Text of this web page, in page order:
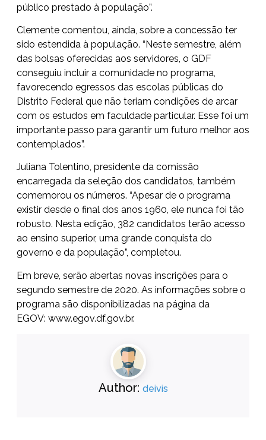
público prestado à população”.
Clemente comentou, ainda, sobre a concessão ter
sido estendida à população. “Neste semestre, além
das bolsas oferecidas aos servidores, o GDF
conseguiu incluir a comunidade no programa,
favorecendo egressos das escolas públicas do
Distrito Federal que não teriam condições de arcar
com os estudos em faculdade particular. Esse foi um
importante passo para garantir um futuro melhor aos
contemplados”.
Juliana Tolentino, presidente da comissão
encarregada da seleção dos candidatos, também
comemorou os números. “Apesar de o programa
existir desde o final dos anos 1960, ele nunca foi tão
robusto. Nesta edição, 382 candidatos terão acesso
ao ensino superior, uma grande conquista do
governo e da população”, completou.
Em breve, serão abertas novas inscrições para o
segundo semestre de 2020. As informações sobre o
programa são disponibilizadas na página da
EGOV: www.egov.df.gov.br.
Author: deivis